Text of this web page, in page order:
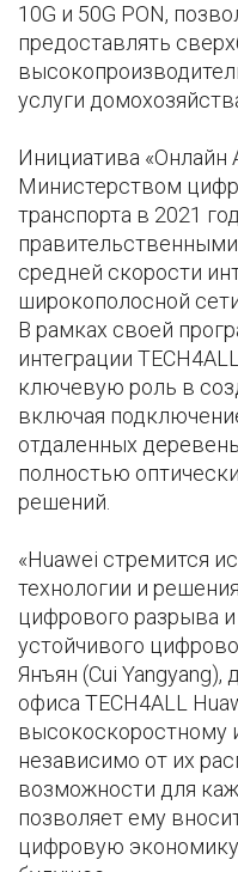
10G и 50G PON,
предоставлять
услуги
Инициатива «Онлайн
Министерством
транспорта в 2021
средней скорости
широкополосной
В рамках своей
интеграции
ключевую роль в
включая
отдаленных
полностью
решений.
«Huawei стремится
технологии и
цифрового разрыва
устойчивого
Янъян (Cui
офиса TECH4ALL
высокоскоростному
независимо от их
возможности для
позволяет ему
цифровую